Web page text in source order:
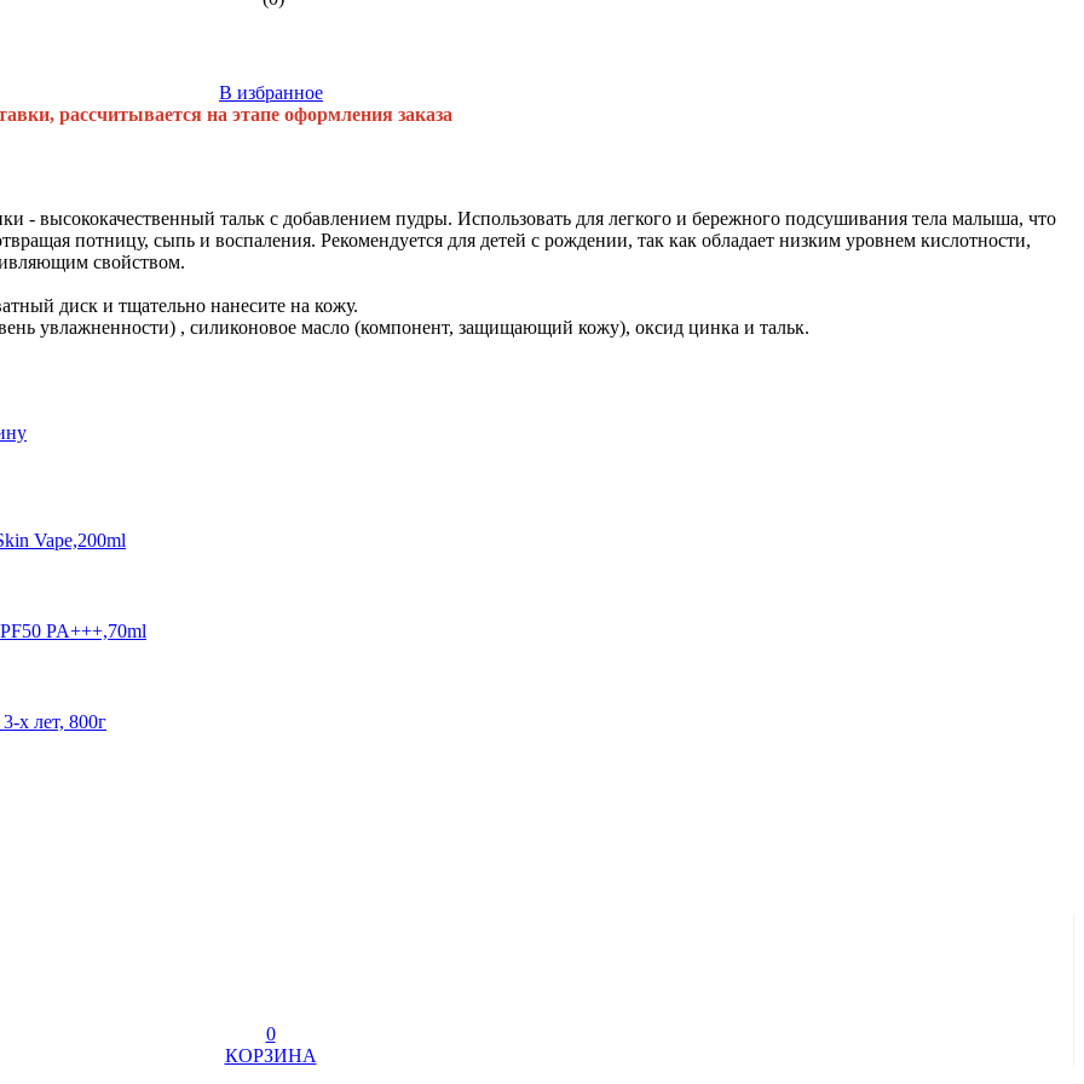
В избранное
рассчитывается на этапе оформления заказа
- высококачественный тальк с добавлением пудры. Использовать для легкого и бережного подсушивания тела малыша, что
потницу, сыпь и воспаления. Рекомендуется для детей с рождении, так как обладает низким уровнем кислотности,
свойством.
диск и тщательно нанесите на кожу.
увлажненности) , силиконовое масло (компонент, защищающий кожу), оксид цинка и тальк.
Vape,200ml
PA+++,70ml
х лет, 800г
0
КОРЗИНА